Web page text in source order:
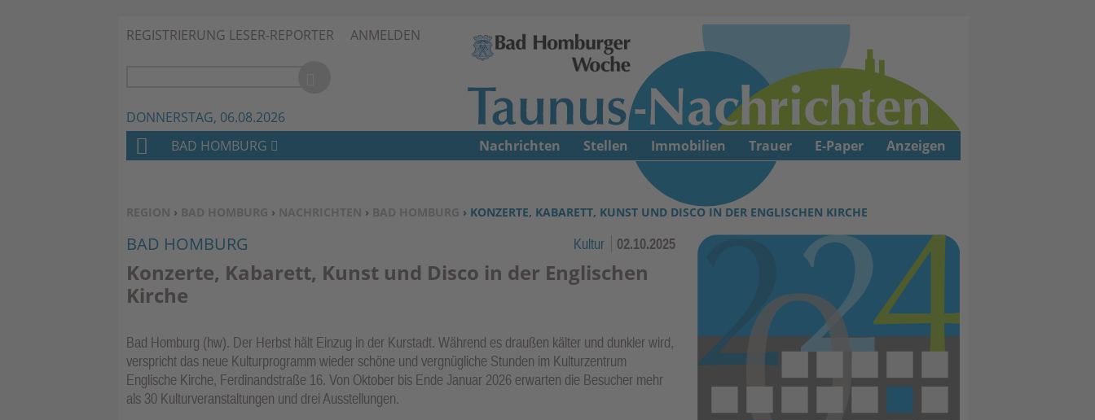
Zum Inhalt springen ↓
REGISTRIERUNG LESER-REPORTER ANMELDEN
DONNERSTAG, 06.08.2026
SIE BEFINDEN SICH HIER:
REGION › BAD HOMBURG › NACHRICHTEN › BAD HOMBURG › KONZERTE, KABARETT, KUNST UND DISCO IN DER ENGLISCHEN KIRCHE
BAD HOMBURG Kultur 02.10.2025
Konzerte, Kabarett, Kunst und Disco in der Englischen
Kirche
Bad Homburg (hw). Der Herbst hält Einzug in der Kurstadt. Während es draußen kälter und dunkler wird,
verspricht das neue Kulturprogramm wieder schöne und vergnügliche Stunden im Kulturzentrum
Englische Kirche, Ferdinandstraße 16. Von Oktober bis Ende Januar 2026 erwarten die Besucher mehr
als 30 Kulturveranstaltungen und drei Ausstellungen.
H
M
E
BAD HOMBURG Nachrichten Stellen Immobilien Trauer E-Paper Anzeigen